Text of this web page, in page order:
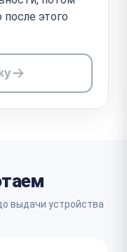
этого
выдачи устройства